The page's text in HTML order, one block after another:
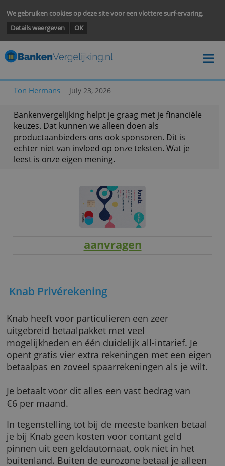
We gebruiken cookies op deze site voor een vlottere surf-
Details weergeven
Bankenvergelijking helpt je graag met je
keuzes. Dat kunnen we alleen doen als
productaanbieders ons ook sponsoren. Dit is
echter niet van invloed op onze teksten. Wat je
Knab Privérekening
Knab heeft voor particulieren een zeer
uitgebreid betaalpakket met veel
mogelijkheden en één duidelijk all-intarief. Je
opent gratis vier extra rekeningen met een
Je betaalt voor dit alles een vast bedrag van
€6 per maand.